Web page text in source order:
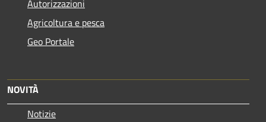
Autorizzazioni
Agricoltura e pesca
Geo Portale
NOVITÀ
Notizie